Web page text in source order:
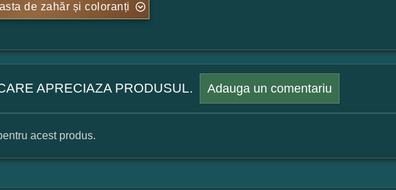
de zahăr și coloranți
APRECIAZA PRODUSUL. Adauga un comentariu
acest produs.